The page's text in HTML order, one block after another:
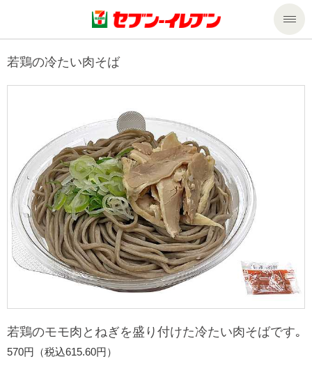
商品のご案内
今週の新商品
来週の新商品
商品カテゴリ一覧
セブンプレミアム
食の安全・安心への取組み
ギフト
サービス
サービストップ
nanacoトップ
マルチコピー機でできること
マルチコピー機でできることトップ
コピー
宅配便
チケットサービス
企業情報
企業情報トップ
ニュースリリース
企業理念
私たちの取組み
サステナビリティ
サステナビリティトップ
セブン＆アイ・ホールディングスの重点課題
加盟店オーナー募集
若鶏の冷たい肉そば
若鶏のモモ肉とねぎを盛り付けた冷たい肉そばです｡
570円（税込615.60円）